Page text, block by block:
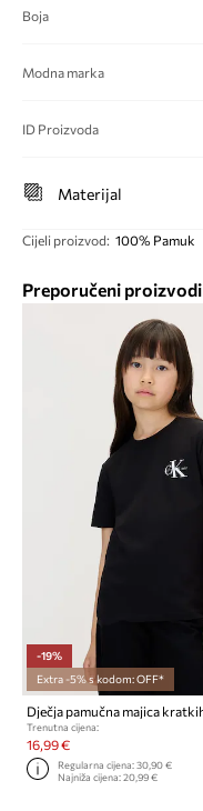
Boja
Modna marka
ID Proizvoda
Materijal
Cijeli proizvod: 100% Pamuk
Preporučeni proizvodi
-19%
Extra -5% s kodom: OFF*
Trenutna cijena:
16,99 €
Regularna cijena:30,90 €
Najniža cijena:20,99 €